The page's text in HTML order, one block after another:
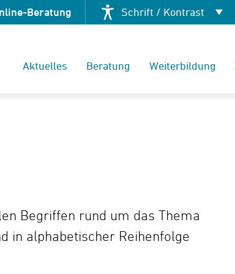
Beratung Schrift / Kontrast
Schrift vergrößern
Aktuelles Beratung Weiterbildung
Begriffen rund um das Thema
in alphabetischer Reihenfolge